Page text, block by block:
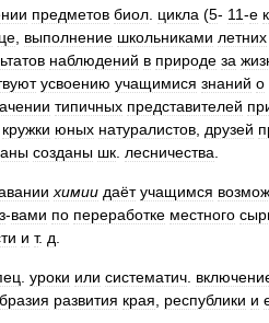
предметов биол цикла (5- 11-е
выполнение школьниками летних
наблюдений в природе за
усвоению учащимися знаний о
типичных представителей
кружки юных натуралистов друзей
созданы шк лесничества
химии даёт учащимся
-вами по переработке местного
и т. д
уроки или систематич
развития края республики и